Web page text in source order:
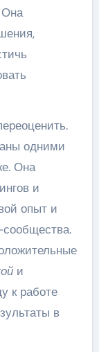
Она
одними
Она
и
опыт и
и
к работе
в